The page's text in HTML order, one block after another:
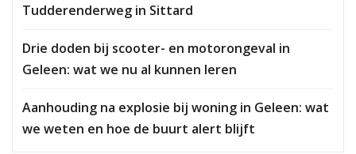
Tudderenderweg in Sittard
Drie doden bij scooter- en motorongeval in
Geleen: wat we nu al kunnen leren
Aanhouding na explosie bij woning in Geleen: wat
we weten en hoe de buurt alert blijft